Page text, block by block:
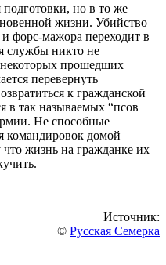
но в то же
жизни. Убийство
и форс-мажора переходит в
службы никто не
прошедших
перевернуть
к гражданской
в так называемых “псов
Не способные
командировок домой
жизнь на гражданке их
Источник:
© Русская Семерка